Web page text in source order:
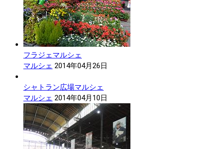
フラジェマルシェ
マルシェ 2014年04月26日
シャトラン広場マルシェ
マルシェ 2014年04月10日